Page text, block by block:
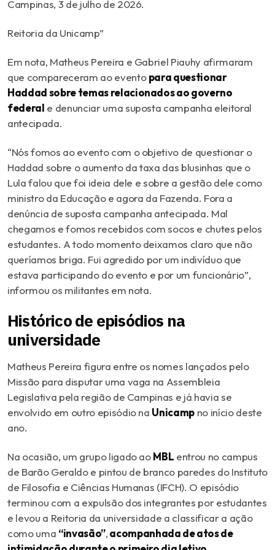
Campinas, 3 de julho de 2026.
Reitoria da Unicamp”
Em nota, Matheus Pereira e Gabriel Piauhy afirmaram
que compareceram ao eventopara questionar
Haddad sobre temas relacionados ao governo
federal e denunciar uma suposta campanha eleitoral
antecipada.
“Nós fomos ao evento com o objetivo de questionar o
Haddad sobre o aumento da taxa das blusinhas que o
Lula falou que foi ideia dele e sobre a gestão dele como
ministro da Educação e agora da Fazenda. Fora a
denúncia de suposta campanha antecipada. Mal
chegamos e fomos recebidos com socos e chutes pelos
estudantes. A todo momento deixamos claro que não
queríamos briga. Fui agredido por um indivíduo que
estava participando do evento e por um funcionário”,
informou os militantes em nota.
Histórico de episódios na
universidade
Matheus Pereira figura entre os nomes lançados pelo
Missão para disputar uma vaga na Assembleia
Legislativa pela região de Campinas e já havia se
envolvido em outro episódio na Unicamp no início deste
ano.
Na ocasião, um grupo ligado aoMBL entrou no campus
de Barão Geraldo e pintou de branco paredes do Instituto
de Filosofia e Ciências Humanas (IFCH). O episódio
terminou com a expulsão dos integrantes por estudantes
e levou a Reitoria da universidade a classificar a ação
como uma “invasão”,acompanhada de atos de